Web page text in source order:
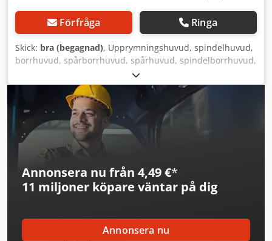
Förfråga Ringa
Skick: bra (begagnad), Upprymningshuvud, spindelhuvud,
borrhuvud, spårborrhuvud, spårhuvud, spindelborrhuvud,
upprymningshuvud, spindelverktyg, plansvarv- och
upprymningshuvud - Upprymningshuvud: fäste MK5 -
Spindelmått: Ø 120-140 mm - Dimensioner: Ø 124 x 253
mm - Vikt: 8,4 kg Dodpfxoxc U H Uj Acgewa
Annonsera nu från 4,49 €*
11 miljoner köpare väntar på dig
Annonsera nu